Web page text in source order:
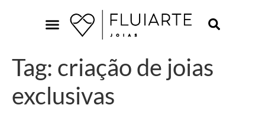
Tag: criação de joias
exclusivas